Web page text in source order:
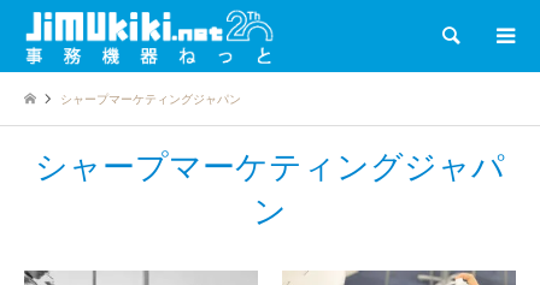
検索
シャープマーケティングジャパン
シャープマーケティングジャパ
ン